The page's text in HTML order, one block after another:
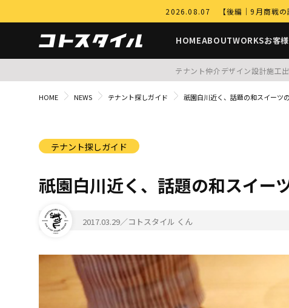
2026.08.07 【後編｜9月商戦の
HOMEABOUTWORKSお客
テナント仲介デザイン設計施工
HOME NEWS テナント探しガイド 祇園白川近く、話題の和スイーツの
テナント探しガイド
祇園白川近く、話題の和スイー
2017.03.29／コトスタイル くん